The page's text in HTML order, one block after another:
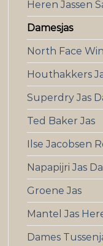
Heren Jassen
Damesjas
North Face
Houthakkers
Superdry Jas
Ted Baker Jas
Ilse Jacobsen
Napapijri Jas
Groene Jas
Mantel Jas
Dames